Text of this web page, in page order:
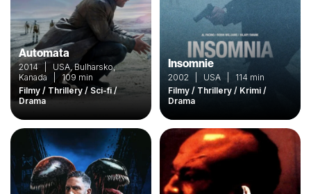
Automata
2014 | USA, Bulharsko,
Kanada | 109 min
Filmy / Thrillery / Sci-fi /
Drama
Insomnie
2002 | USA | 114 min
Filmy / Thrillery / Krimi /
Drama